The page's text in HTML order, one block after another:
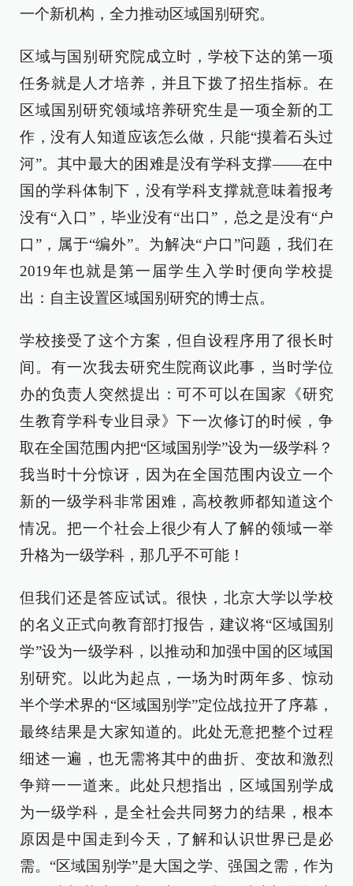
一个新机构，全力推动区域国别研究。
区域与国别研究院成立时，学校下达的第一项
任务就是人才培养，并且下拨了招生指标。在
区域国别研究领域培养研究生是一项全新的工
作，没有人知道应该怎么做，只能“摸着石头过
河”。其中最大的困难是没有学科支撑——在中
国的学科体制下，没有学科支撑就意味着报考
没有“入口”，毕业没有“出口”，总之是没有“户
口”，属于“编外”。为解决“户口”问题，我们在
2019年也就是第一届学生入学时便向学校提
出：自主设置区域国别研究的博士点。
学校接受了这个方案，但自设程序用了很长时
间。有一次我去研究生院商议此事，当时学位
办的负责人突然提出：可不可以在国家《研究
生教育学科专业目录》下一次修订的时候，争
取在全国范围内把“区域国别学”设为一级学科？
我当时十分惊讶，因为在全国范围内设立一个
新的一级学科非常困难，高校教师都知道这个
情况。把一个社会上很少有人了解的领域一举
升格为一级学科，那几乎不可能！
但我们还是答应试试。很快，北京大学以学校
的名义正式向教育部打报告，建议将“区域国别
学”设为一级学科，以推动和加强中国的区域国
别研究。以此为起点，一场为时两年多、惊动
半个学术界的“区域国别学”定位战拉开了序幕，
最终结果是大家知道的。此处无意把整个过程
细述一遍，也无需将其中的曲折、变故和激烈
争辩一一道来。此处只想指出，区域国别学成
为一级学科，是全社会共同努力的结果，根本
原因是中国走到今天，了解和认识世界已是必
需。“区域国别学”是大国之学、强国之需，作为